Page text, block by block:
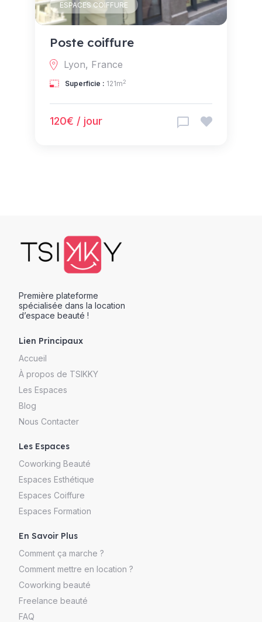
ESPACES COIFFURE
Poste coiffure
Lyon, France
Superficie : 121m2
120€ / jour
Première plateforme
spécialisée dans la location
d’espace beauté !
Lien Principaux
Accueil
À propos de TSIKKY
Les Espaces
Blog
Nous Contacter
Les Espaces
Coworking Beauté
Espaces Esthétique
Espaces Coiffure
Espaces Formation
En Savoir Plus
Comment ça marche ?
Comment mettre en location ?
Coworking beauté
Freelance beauté
FAQ